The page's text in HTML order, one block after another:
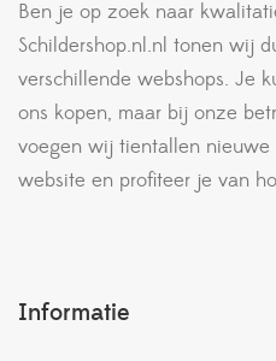
Ben je op zoek naar
Schildershop.nl.nl tonen wij
verschillende webshops. Je
ons kopen, maar bij onze
voegen wij tientallen
website en profiteer je van
Informatie